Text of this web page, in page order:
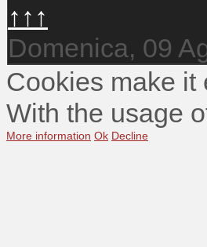
↑↑↑
Domenica, 09
Cookies make it
With the usage
More information Ok Decline